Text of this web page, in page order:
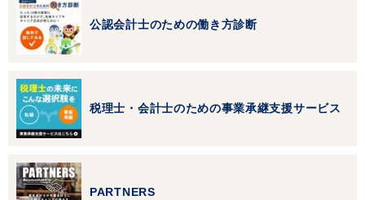
公認会計士のための働き方診断
税理士・会計士のための事業承継支援サービス
PARTNERS